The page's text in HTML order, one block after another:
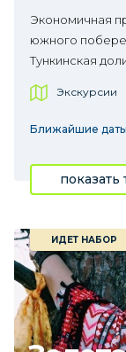
Экономичная
южного
Тункинская
Экскурсии
Ближайшие
показать
ИДЕТ НАБОР